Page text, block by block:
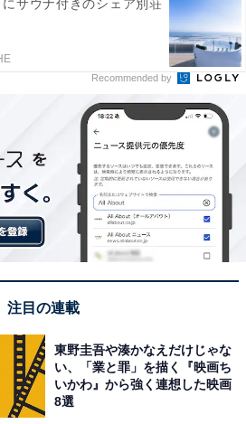
理由も無い」
る理由を尋ねると「都会で暮らし
体調が悪くなり、子供が親のそ
合えると思い実家に戻ったこと
で親は亡くなってしまいました
との生活を変える理由も無いの
しています」と話してくれまし
サウナ付きのシェア別荘
Recommended by
注目の連載
東野圭吾や湊かなえだけじゃな
い、「業と罪」を描く『映画ち
いかわ』から強く連想した映画
8選